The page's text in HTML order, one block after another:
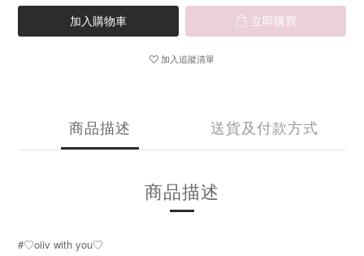
加入購物車 立即購買
加入追蹤清單
商品描述 送貨及付款方式
商品描述
#♡oiiv with you♡